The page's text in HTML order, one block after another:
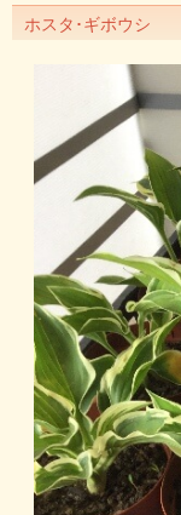
ホスタ･ギボウシ